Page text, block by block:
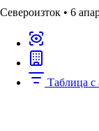
Североизток • 6
Таблица с